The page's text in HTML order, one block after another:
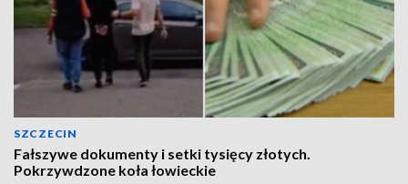
SZCZECIN
Fałszywe dokumenty i setki tysięcy złotych.
Pokrzywdzone koła łowieckie